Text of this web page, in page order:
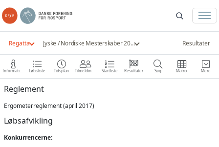
Regatta Jyske / Nordiske Mesterskaber 2018 Resultater
Information Løbsliste Tidsplan Tilmeldinger Startliste Resultater Søg Matrix Mere
Reglement
Ergometerreglement (april 2017)
Løbsafvikling
Konkurrencerne: